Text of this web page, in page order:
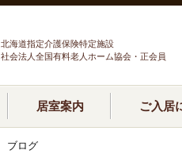
北海道指定介護保険特定施設
社会法人全国有料老人ホーム協会・正会員
居室案内 ご入居
ブログ